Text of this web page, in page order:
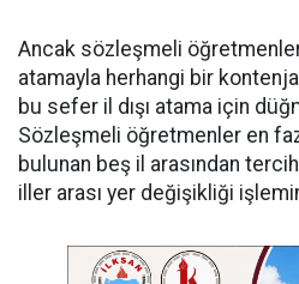
Ancak sözleşmeli
atamayla herhangi bir
bu sefer il dışı atama için
Sözleşmeli öğretmenler en
bulunan beş il arasından
iller arası yer değişikliği